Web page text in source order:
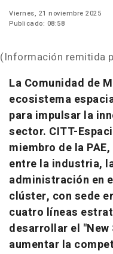
Viernes, 21 noviembre 2025
Publicado: 08:58
(Información remitida
La Comunidad de
ecosistema
para impulsar la
sector. CITT-
miembro de la
entre la industria,
administración en
clúster, con sede
cuatro líneas
desarrollar el
aumentar la